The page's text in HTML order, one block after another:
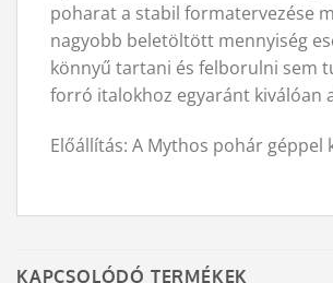
poharat a stabil formatervezése
nagyobb beletöltött mennyiség
könnyű tartani és felborulni sem
forró italokhoz egyaránt kiválóan
Előállítás: A Mythos pohár géppel
KAPCSOLÓDÓ TERMÉKEK